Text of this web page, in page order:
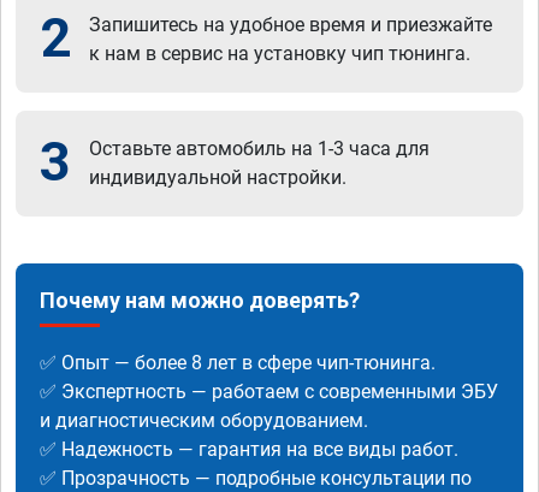
2
Запишитесь на удобное время и приезжайте
к нам в сервис на установку чип тюнинга.
3
Оставьте автомобиль на 1-3 часа для
индивидуальной настройки.
Почему нам можно доверять?
✅ Опыт — более 8 лет в сфере чип-тюнинга.
✅ Экспертность — работаем с современными ЭБУ
и диагностическим оборудованием.
✅ Надежность — гарантия на все виды работ.
✅ Прозрачность — подробные консультации по